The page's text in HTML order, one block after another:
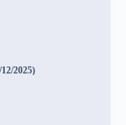
2025)